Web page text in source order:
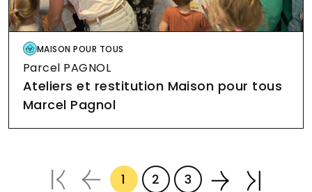
Image
MAISON POUR TOUS
Parcel PAGNOL
Ateliers et restitution Maison pour tous
Marcel Pagnol
Pagination
Page courante
1 Page
2 Page
3